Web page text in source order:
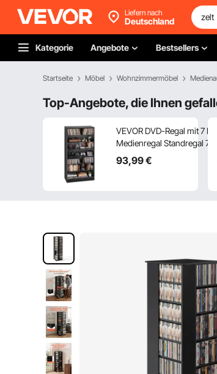
Liefern nach
Deutschland
Kategorie Angebote Bestsellers
Startseite Möbel Wohnzimmermöbel
Top-Angebote, die Ihnen
VEVOR DVD-Regal mit 7
Medienregal Standregal 70
Platzsparendes
CDs DVDs Bücher Spiele-
93,99€